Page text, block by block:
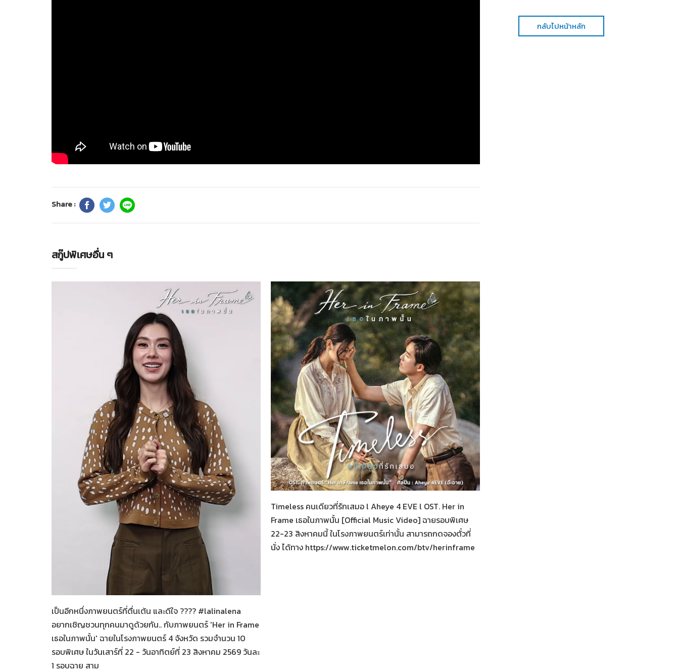
Share :
สกู๊ปพิเศษอื่น ๆ
06-08-2569
Her in Frame เธอในภาพนั้น
เป็นอีกหนึ่งภาพยนตร์ที่ตื่นเต้น และดีใจ ???? #lalinalena
อยากเชิญชวนทุกคนมาดูด้วยกัน.. กับภาพยนตร์ 'Her in Frame
เธอในภาพนั้น' ฉายในโรงภาพยนตร์ 4 จังหวัด รวมจำนวน 10
รอบพิเศษ ในวันเสาร์ที่ 22 - วันอาทิตย์ที่ 23 สิงหาคม 2569 วันละ
1 รอบฉาย สาม
05-08-2569
Her in Frame เธอในภาพนั้น
Timeless คนเดียวที่รักเสมอ l Aheye 4 EVE l OST. Her in
Frame เธอในภาพนั้น [Official Music Video] ฉายรอบพิเศษ
22-23 สิงหาคมนี้ ในโรงภาพยนตร์เท่านั้น สามารถกดจองตั๋วที่
นั่ง ได้ทาง https://www.ticketmelon.com/btv/herinframe
กลับไปหน้าหลัก